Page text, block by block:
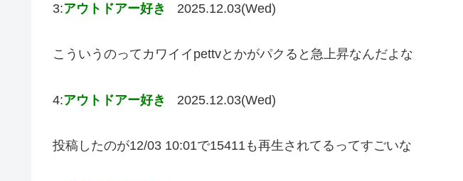
3:アウトドアー好き 2025.12.03(Wed)
こういうのってカワイイpettvとかがパクると急上昇なんだよな
4:アウトドアー好き 2025.12.03(Wed)
投稿したのが12/03 10:01で15411も再生されてるってすごいな